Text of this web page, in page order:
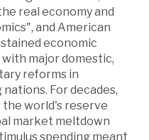
real economy and
and American
economic
major domestic,
reforms in
For decades,
the world's reserve
market meltdown
spending meant